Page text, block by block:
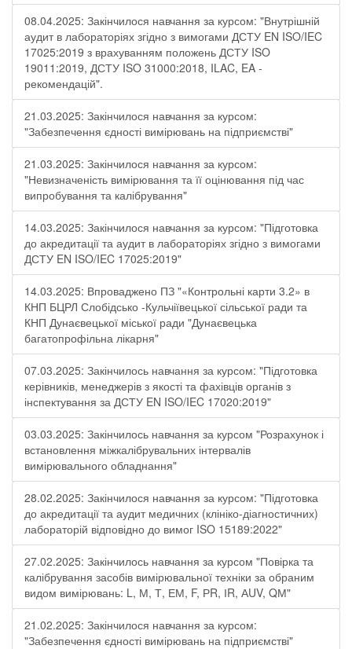
08.04.2025: Закінчилося навчання за курсом: "Внутрішній
аудит в лабораторіях згідно з вимогами ДСТУ EN ISO/IEC
17025:2019 з врахуванням положень ДСТУ ISO
19011:2019, ДСТУ ISO 31000:2018, ILAC, EA -
рекомендацій".
21.03.2025: Закінчилося навчання за курсом:
"Забезпечення єдності вимірювань на підприємстві"
21.03.2025: Закінчилося навчання за курсом:
"Невизначеність вимірювання та її оцінювання під час
випробування та калібрування"
14.03.2025: Закінчилося навчання за курсом: "Підготовка
до акредитації та аудит в лабораторіях згідно з вимогами
ДСТУ EN ISO/IEC 17025:2019"
14.03.2025: Впроваджено ПЗ "«Контрольні карти 3.2» в
КНП БЦРЛ Слобідсько -Кульчіївецької сільської ради та
КНП Дунаєвецької міської ради "Дунаєвецька
багатопрофільна лікарня"
07.03.2025: Закінчилось навчання за курсом: "Підготовка
керівників, менеджерів з якості та фахівців органів з
інспектування за ДСТУ EN ISO/IEC 17020:2019"
03.03.2025: Закінчилось навчання за курсом "Розрахунок і
встановлення міжкалібрувальних інтервалів
вимірювального обладнання"
28.02.2025: Закінчилося навчання за курсом: "Підготовка
до акредитації та аудит медичних (клініко-діагностичних)
лабораторій відповідно до вимог ISO 15189:2022"
27.02.2025: Закінчилось навчання за курсом "Повірка та
калібрування засобів вимірювальної техніки за обраним
видом вимірювань: L, М, Т, ЕМ, F, РR, ІR, АUV, QМ"
21.02.2025: Закінчилося навчання за курсом:
"Забезпечення єдності вимірювань на підприємстві"